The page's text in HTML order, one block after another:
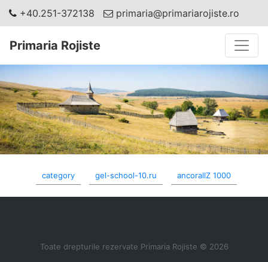
+40.251-372138 primaria@primariarojiste.ro
Primaria Rojiste
category gel-school-10.ru ancorallZ 1000
Toate drepturile rezervate Primaria Rojiste © 2026